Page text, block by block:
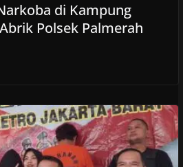
di Kampung
Polsek Palmerah